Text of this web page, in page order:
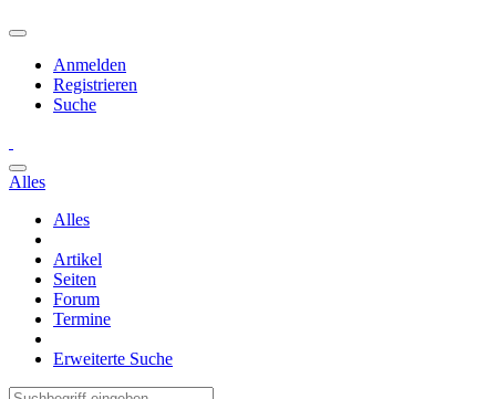
Anmelden
Registrieren
Suche
Alles
Alles
Artikel
Seiten
Forum
Termine
Erweiterte Suche